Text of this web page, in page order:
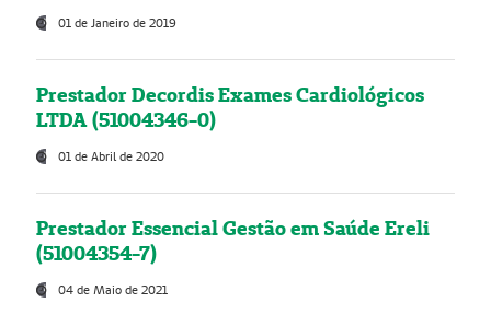
01 de Janeiro de 2019
Prestador Decordis Exames Cardiológicos
LTDA (51004346-0)
01 de Abril de 2020
Prestador Essencial Gestão em Saúde Ereli
(51004354-7)
04 de Maio de 2021